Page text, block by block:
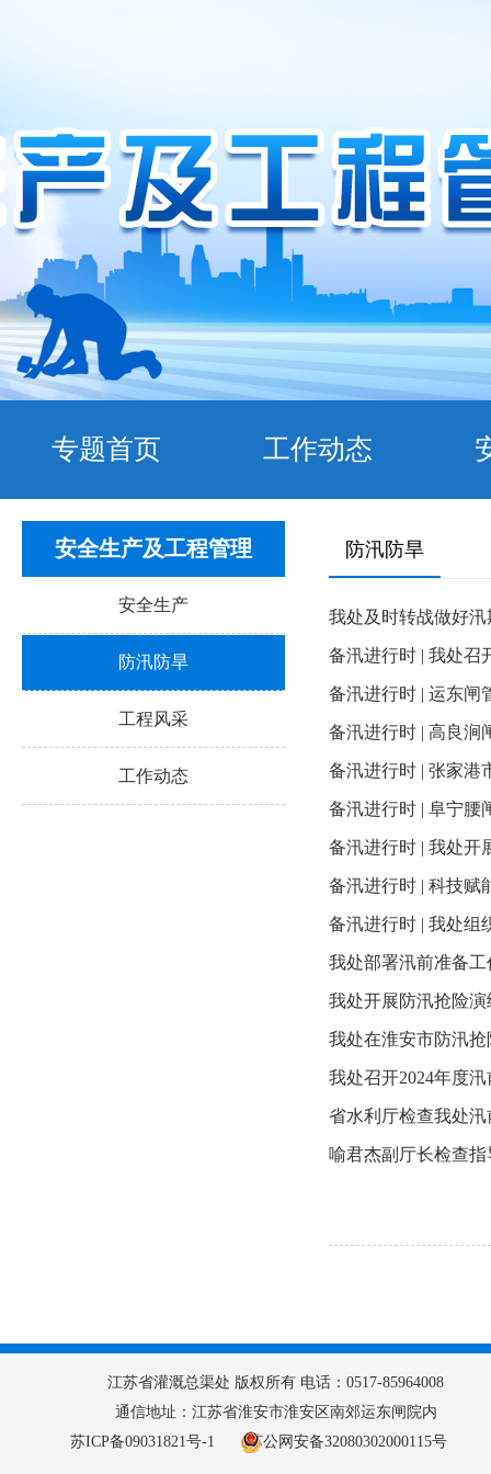
专题首页 工作动态
安全生产及工程管理
安全生产
防汛防旱
工程风采
工作动态
防汛防旱
我处及时转战做好
备汛进行时 | 我处召
备汛进行时 | 运东闸
备汛进行时 | 高良涧
备汛进行时 | 张家港
备汛进行时 | 阜宁腰
备汛进行时 | 我处开
备汛进行时 | 科技
备汛进行时 | 我处组
我处部署汛前准备工
我处开展防汛抢险演
我处在淮安市防汛
我处召开2024年度
省水利厅检查我处
喻君杰副厅长检查
江苏省灌溉总渠处 版权所有 电话：0517-85964008
通信地址：江苏省淮安市淮安区南郊运东闸院内
苏ICP备09031821号-1
苏公网安备32080302000115号